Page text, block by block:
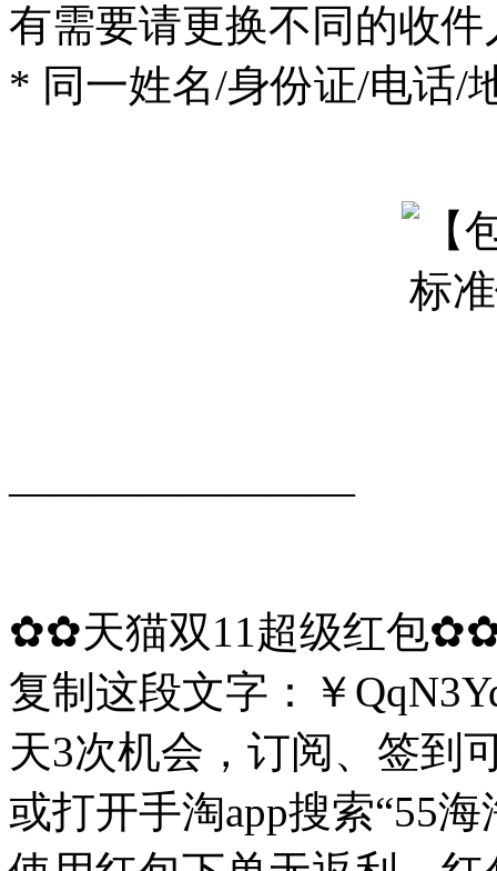
有需要请更换不同的收
* 同一姓名/身份证/电话/
————————
✿✿天猫双11超级红包
复制这段文字：￥
天3次机会，订阅、签到
或打开手淘app搜索“55